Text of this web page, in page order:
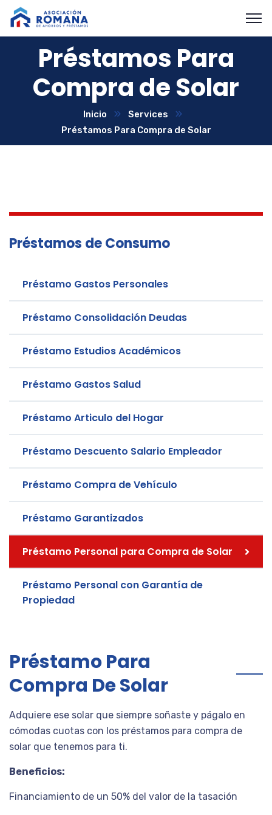
Préstamos Para
Compra de Solar
Inicio
Services
Préstamos Para Compra de Solar
Préstamos de Consumo
Préstamo Gastos Personales
Préstamo Consolidación Deudas
Préstamo Estudios Académicos
Préstamo Gastos Salud
Préstamo Articulo del Hogar
Préstamo Descuento Salario Empleador
Préstamo Compra de Vehículo
Préstamo Garantizados
Préstamo Personal para Compra de Solar
Préstamo Personal con Garantía de
Propiedad
Préstamo Para
Compra De Solar
Adquiere ese solar que siempre soñaste y págalo en
cómodas cuotas con los préstamos para compra de
solar que tenemos para ti.
Beneficios:
Financiamiento de un 50% del valor de la tasación